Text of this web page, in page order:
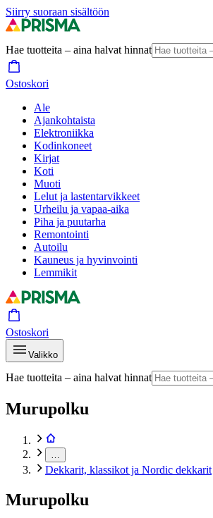
Siirry suoraan sisältöön
Hae tuotteita – aina halvat hinnat
Ostoskori
Ale
Ajankohtaista
Elektroniikka
Kodinkoneet
Kirjat
Koti
Muoti
Lelut ja lastentarvikkeet
Urheilu ja vapaa-aika
Piha ja puutarha
Remontointi
Autoilu
Kauneus ja hyvinvointi
Lemmikit
Ostoskori
Valikko
Hae tuotteita – aina halvat hinnat
Murupolku
Dekkarit, klassikot ja Nordic dekkarit
Murupolku